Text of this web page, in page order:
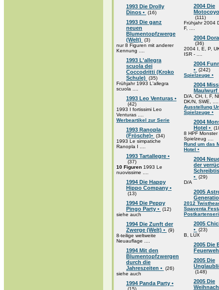
1993 Die Drolly
Dinos • (16)
1993 Die ganz
neuen
Blumentopfzwerge
(Welt)
(3)
nur 8 Figuren mit anderer
Kennung ....
1993 L'allegra
scuola dei
Coccodritti (Kroko
Schule)
(35)
Frühjahr 1993 L'allegra
scuola ....
1993 Leo Venturas •
(42)
1993 I fortissimi Leo
Venturas ....
Werbeartikel zur Serie
1993 Ranopla
(Frösche)• (34)
1993 Le simpatiche
Ranopla I ....
1993 Tartallegre •
(37)
10 Figuren 1993 Le
nuovissime ....
1994 Die Happy
Hippo Company •
(13)
1994 Die Peppy
Pingo Party • (12)
siehe auch
1994 Die Zunft der
Zwerge (Welt) • (9)
8-teilige weltweite
Neuauflage ....
1994 Mit den
Blumentopfzwergen
durch die
Jahreszeiten • (26)
siehe auch
1994 Panda Party •
(15)
2004 Die
(111)
Frühjahr 2004
F, ....
2004
(36)
2004 I, E, P,
ISR - ....
2004
• (242)
Spielzeuge •
2004
Maulwurf
D/A, CH, I, F,
DK/N, SWE, ....
Ausstellung
Spielzeuge •
2004
Hotel •
8 HPF
Spielzeug ....
Rund um das
Hotel •
2004
der
• (29)
D/A
2005
2012
Spaventa
2005
• (23)
B, LUX
2005 Die
2005 Die
(148)
2005 Die